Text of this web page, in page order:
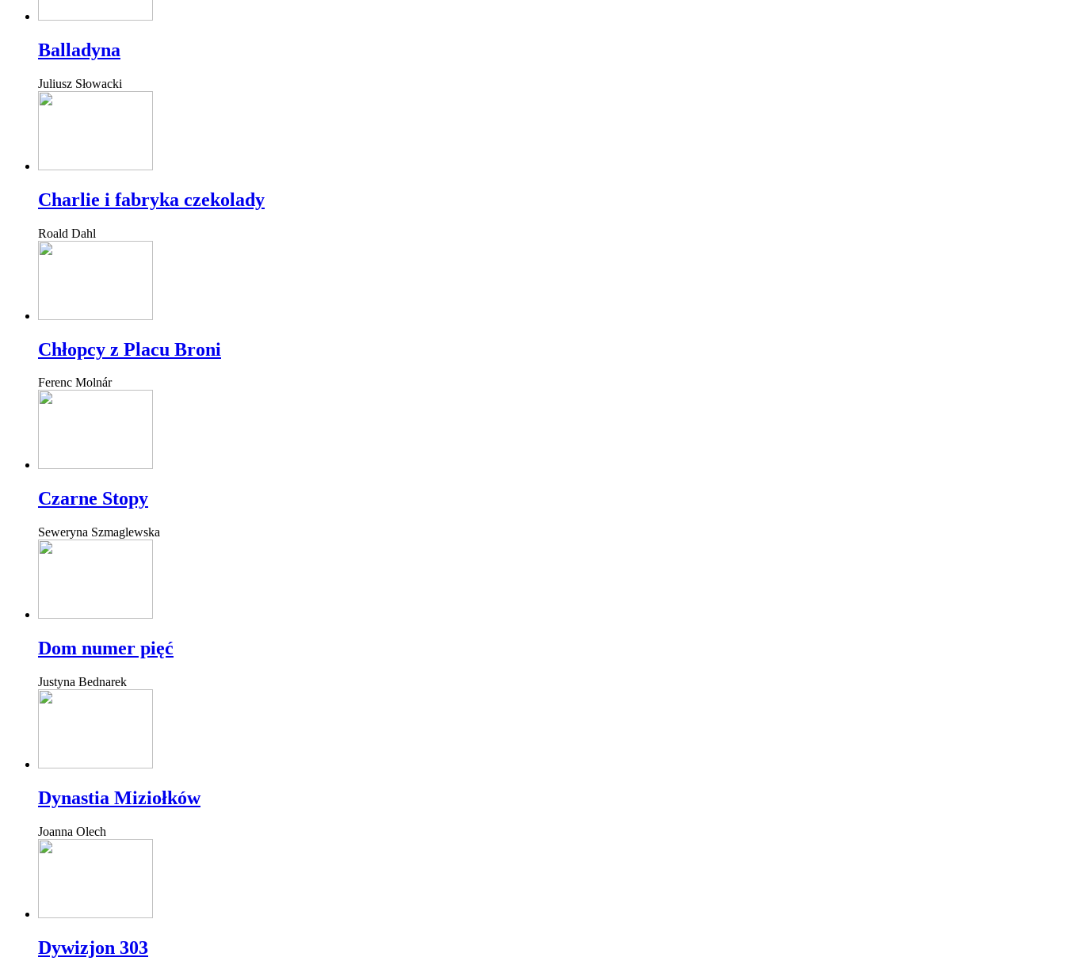
Balladyna
Juliusz Słowacki
Charlie i fabryka czekolady
Roald Dahl
Chłopcy z Placu Broni
Ferenc Molnár
Czarne Stopy
Seweryna Szmaglewska
Dom numer pięć
Justyna Bednarek
Dynastia Miziołków
Joanna Olech
Dywizjon 303